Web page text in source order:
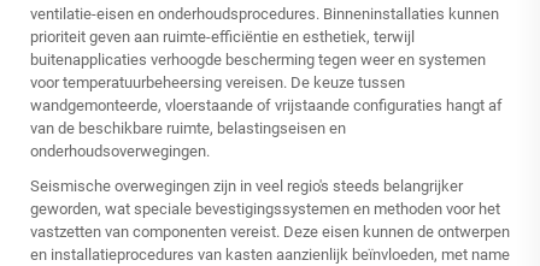
ventilatie-eisen en onderhoudsprocedures. Binneninstallaties kunnen
prioriteit geven aan ruimte-efficiëntie en esthetiek, terwijl
buitenapplicaties verhoogde bescherming tegen weer en systemen
voor temperatuurbeheersing vereisen. De keuze tussen
wandgemonteerde, vloerstaande of vrijstaande configuraties hangt af
van de beschikbare ruimte, belastingseisen en
onderhoudsoverwegingen.
Seismische overwegingen zijn in veel regio's steeds belangrijker
geworden, wat speciale bevestigingssystemen en methoden voor het
vastzetten van componenten vereist. Deze eisen kunnen de ontwerpen
en installatieprocedures van kasten aanzienlijk beïnvloeden, met name